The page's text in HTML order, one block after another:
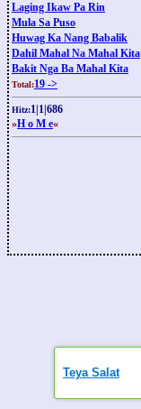
Laging Ikaw Pa Rin
Mula Sa Puso
Huwag Ka Nang Babalik
Dahil Mahal Na Mahal Kita
Bakit Nga Ba Mahal Kita
Total:19 ->
Hitz:1 1 686
»H o M e«
Teya Salat